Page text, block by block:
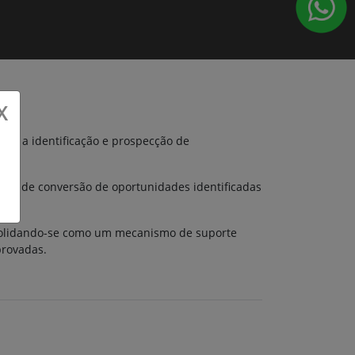
a identificação e prospecção de
de conversão de oportunidades identificadas
se como um mecanismo de suporte